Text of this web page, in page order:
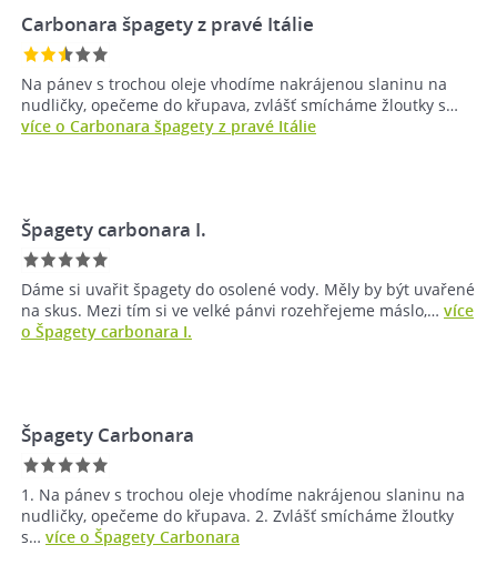
Carbonara špagety z pravé Itálie
Na pánev s trochou oleje vhodíme nakrájenou slaninu na
nudličky, opečeme do křupava, zvlášť smícháme žloutky s…
více o Carbonara špagety z pravé Itálie
Špagety carbonara I.
Dáme si uvařit špagety do osolené vody. Měly by být uvařené
na skus. Mezi tím si ve velké pánvi rozehřejeme máslo,… více
o Špagety carbonara I.
Špagety Carbonara
1. Na pánev s trochou oleje vhodíme nakrájenou slaninu na
nudličky, opečeme do křupava. 2. Zvlášť smícháme žloutky
s… více o Špagety Carbonara